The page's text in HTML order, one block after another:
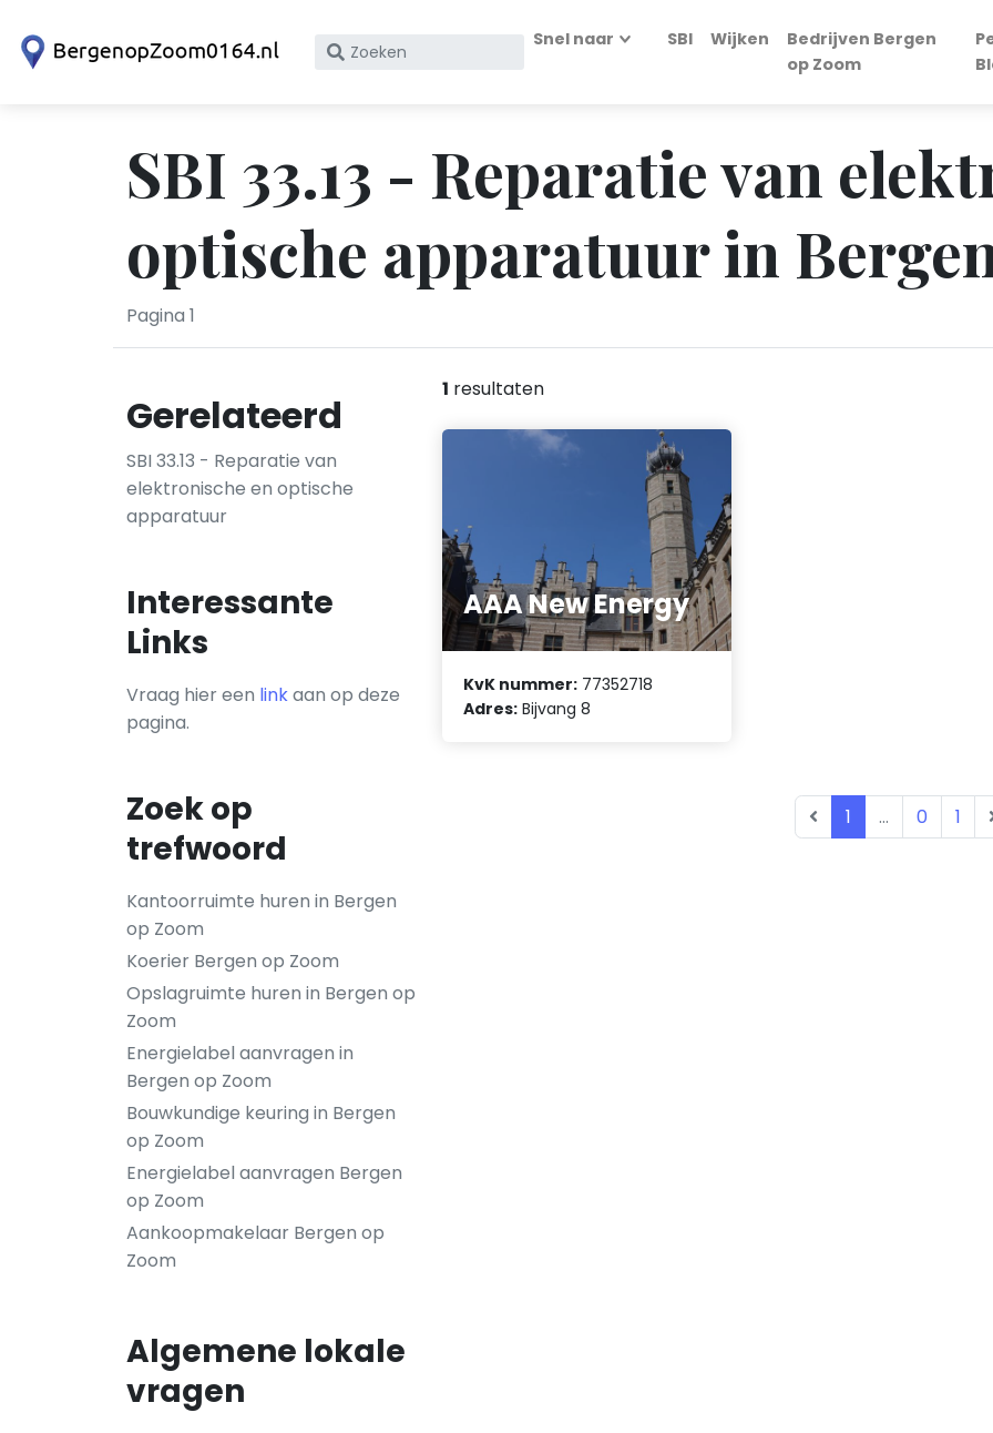
Zoek
KvK
nummer
Snel naar SBI Wijken
Bedrijven Bergen
op Zoom
SBI 33.13 - Reparatie van
optische apparatuur in
Pagina 1
Gerelateerd
SBI 33.13 - Reparatie van
elektronische en optische
apparatuur
Interessante
Links
Vraag hier een linkaan op deze
pagina.
Zoek op
trefwoord
Kantoorruimte huren in Bergen
op Zoom
Koerier Bergen op Zoom
Opslagruimte huren in Bergen op
Zoom
Energielabel aanvragen in
Bergen op Zoom
Bouwkundige keuring in Bergen
op Zoom
Energielabel aanvragen Bergen
op Zoom
Aankoopmakelaar Bergen op
Zoom
Algemene lokale
vragen
1 resultaten
AAA New Energy
KvK nummer: 77352718
Adres: Bijvang 8
1 ... 0 1